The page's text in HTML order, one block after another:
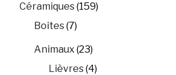
Céramiques(159)
Boites(7)
Animaux (23)
Lièvres(4)